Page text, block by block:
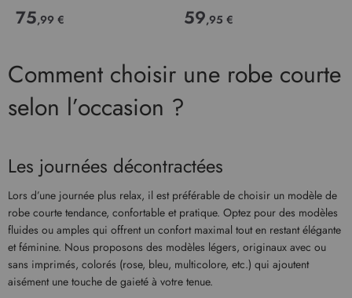
75,99 € 59,95 €
Comment choisir une robe courte
selon l’occasion ?
Les journées décontractées
Lors d’une journée plus relax, il est préférable de choisir un modèle de
robe courte tendance, confortable et pratique. Optez pour des modèles
fluides ou amples qui offrent un confort maximal tout en restant élégante
et féminine. Nous proposons des modèles légers, originaux avec ou
sans imprimés, colorés (rose, bleu, multicolore, etc.) qui ajoutent
aisément une touche de gaieté à votre tenue.